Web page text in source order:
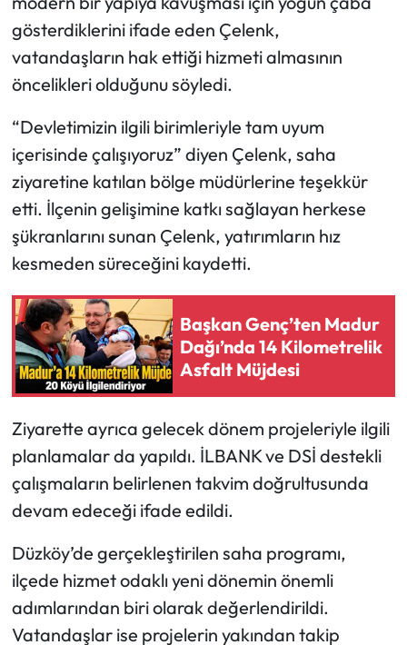
gösterdiklerini ifade eden Çelenk,
vatandaşların hak ettiği hizmeti almasının
öncelikleri olduğunu söyledi.
“Devletimizin ilgili birimleriyle tam uyum
içerisinde çalışıyoruz” diyen Çelenk, saha
ziyaretine katılan bölge müdürlerine teşekkür
etti. İlçenin gelişimine katkı sağlayan herkese
şükranlarını sunan Çelenk, yatırımların hız
kesmeden süreceğini kaydetti.
Başkan Genç’ten Madur
Dağı’nda 14 Kilometrelik
Asfalt Müjdesi
Ziyarette ayrıca gelecek dönem projeleriyle ilgili
planlamalar da yapıldı. İLBANK ve DSİ destekli
çalışmaların belirlenen takvim doğrultusunda
devam edeceği ifade edildi.
Düzköy’de gerçekleştirilen saha programı,
ilçede hizmet odaklı yeni dönemin önemli
adımlarından biri olarak değerlendirildi.
Vatandaşlar ise projelerin yakından takip